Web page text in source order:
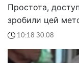
Простота,
зробили цей
10:18 30.08